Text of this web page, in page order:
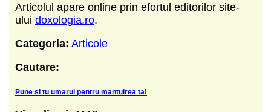
Articolul apare online prin efortul editorilor site-
ului doxologia.ro.
Categoria: Articole
Cautare:
Pune si tu umarul pentru mantuirea ta!